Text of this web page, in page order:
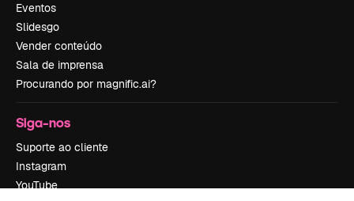
Eventos
Slidesgo
Vender conteúdo
Sala de imprensa
Procurando por magnific.ai?
Siga-nos
Suporte ao cliente
Instagram
YouTube